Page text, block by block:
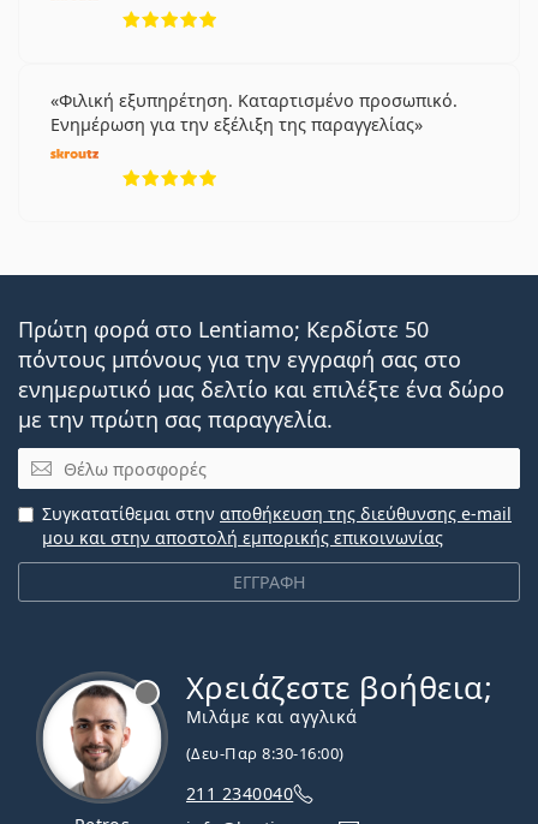
Φιλική εξυπηρέτηση. Καταρτισμένο προσωπικό.
Ενημέρωση για την εξέλιξη της παραγγελίας
Πρώτη φορά στο Lentiamo; Κερδίστε 50
πόντους μπόνους για την εγγραφή σας στο
ενημερωτικό μας δελτίο και επιλέξτε ένα δώρο
με την πρώτη σας παραγγελία.
Email
ΕΓΓΡΑΦΗ
Συγκατατίθεμαι στην αποθήκευση της διεύθυνσης e-mail
μου και στην αποστολή εμπορικής επικοινωνίας
Χρειάζεστε βοήθεια;
Μιλάμε και αγγλικά
(Δευ-Παρ 8:30-16:00)
211 2340040